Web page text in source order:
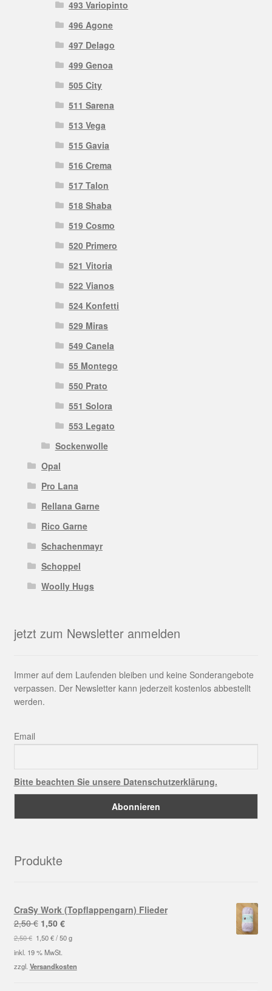
493 Variopinto
496 Agone
497 Delago
499 Genoa
505 City
511 Sarena
513 Vega
515 Gavia
516 Crema
517 Talon
518 Shaba
519 Cosmo
520 Primero
521 Vitoria
522 Vianos
524 Konfetti
529 Miras
549 Canela
55 Montego
550 Prato
551 Solora
553 Legato
Sockenwolle
Opal
Pro Lana
Rellana Garne
Rico Garne
Schachenmayr
Schoppel
Woolly Hugs
jetzt zum Newsletter anmelden
Immer auf dem Laufenden bleiben und keine Sonderangebote
verpassen. Der Newsletter kann jederzeit kostenlos abbestellt
werden.
Email
Bitte beachten Sie unsere Datenschutzerklärung.
Produkte
CraSy Work (Topflappengarn) Flieder
2,50€ Ursprünglicher
Preis
war:
2,50 €
1,50 €Aktueller
Preis
1,50 €.
2,50€ 1,50€/50 g
inkl. 19 % MwSt.
zzgl. Versandkosten